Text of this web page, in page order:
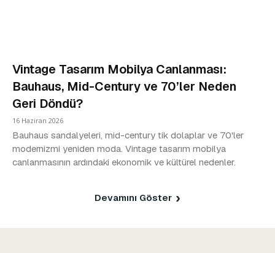
Vintage Tasarım Mobilya Canlanması:
Bauhaus, Mid-Century ve 70’ler Neden
Geri Döndü?
16 Haziran 2026
Bauhaus sandalyeleri, mid-century tik dolaplar ve 70'ler
modernizmi yeniden moda. Vintage tasarım mobilya
canlanmasının ardındaki ekonomik ve kültürel nedenler.
Devamını Göster